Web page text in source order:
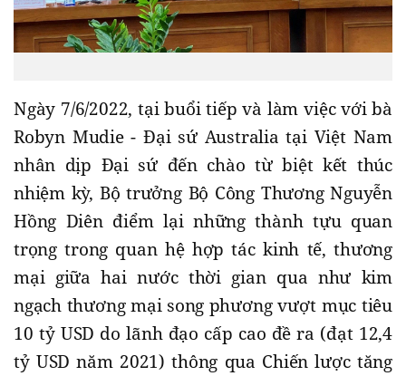
Ngày 7/6/2022, tại buổi tiếp và làm việc với bà
Robyn Mudie - Đại sứ Australia tại Việt Nam
nhân dịp Đại sứ đến chào từ biệt kết thúc
nhiệm kỳ, Bộ trưởng Bộ Công Thương Nguyễn
Hồng Diên điểm lại những thành tựu quan
trọng trong quan hệ hợp tác kinh tế, thương
mại giữa hai nước thời gian qua như kim
ngạch thương mại song phương vượt mục tiêu
10 tỷ USD do lãnh đạo cấp cao đề ra (đạt 12,4
tỷ USD năm 2021) thông qua Chiến lược tăng